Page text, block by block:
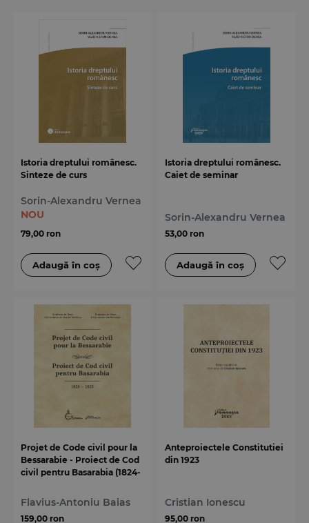
Istoria dreptului românesc.
Sinteze de curs
Sorin-Alexandru Vernea
NOU
79,00 ron
Istoria dreptului românesc.
Caiet de seminar
Sorin-Alexandru Vernea
53,00 ron
Projet de Code civil pour la
Bessarabie - Proiect de Cod
civil pentru Basarabia (1824-
Flavius-Antoniu Baias
159,00 ron
Anteproiectele Constitutiei
din 1923
Cristian Ionescu
95,00 ron